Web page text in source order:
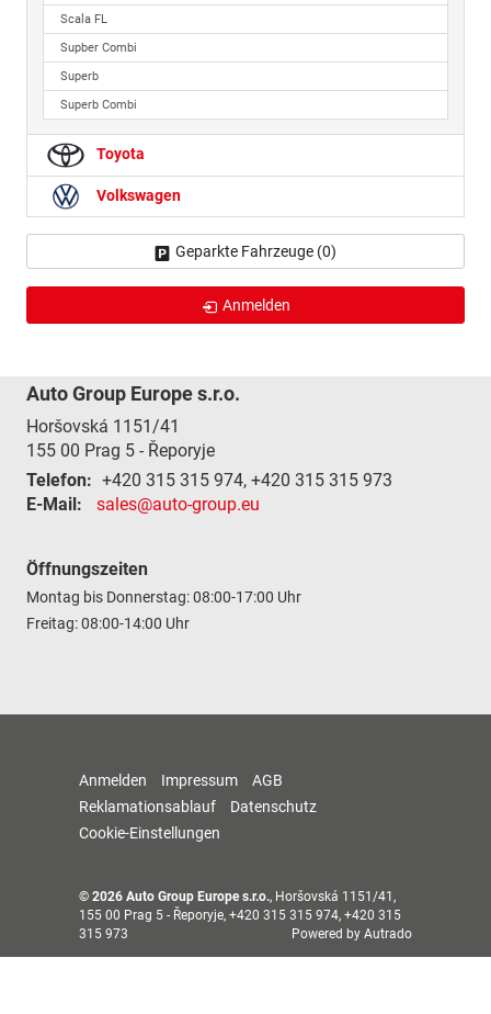
Scala FL
Supber Combi
Superb
Superb Combi
Toyota
Volkswagen
Geparkte Fahrzeuge (0)
Anmelden
Auto Group Europe s.r.o.
Horšovská 1151/41
155 00 Prag 5 - Řeporyje
Telefon: +420 315 315 974, +420 315 315 973
E-Mail:
sales@auto-group.eu
Öffnungszeiten
Montag bis Donnerstag: 08:00-17:00 Uhr
Freitag: 08:00-14:00 Uhr
Anmelden Impressum
AGB
Reklamationsablauf
Datenschutz
Cookie-Einstellungen
© 2026 Auto Group Europe s.r.o., Horšovská 1151/41 ,
155 00 Prag 5 - Řeporyje, +420 315 315 974, +420 315
315 973
Powered by Autrado